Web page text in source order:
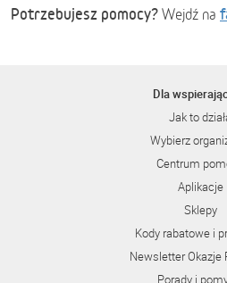
Potrzebujesz pomocy? Wejdź na
Dla
Jak to
Wybierz
Centrum
Aplikacje
Sklepy
Kody rabatowe i
Newsletter Okazje
Porady i